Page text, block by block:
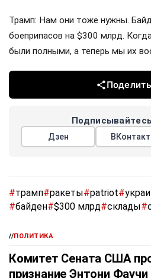
Трамп: Нам они тоже нужны.
боеприпасов на $300 млрд.
были полными, а теперь мы их
Дзен
#трамп#ракеты#patriot#
#байден#$300 млрд#склады#
//ПОЛИТИКА
Комитет Сената США
признание Энтони